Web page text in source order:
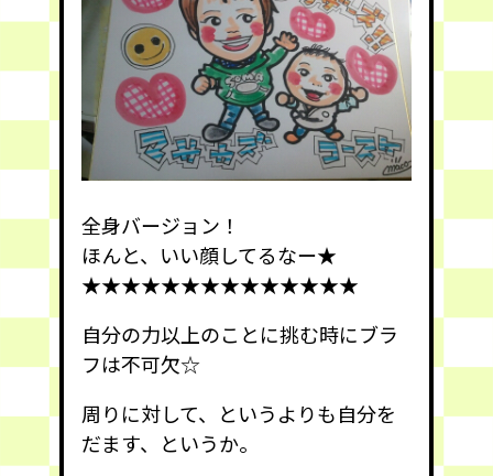
全身バージョン！
ほんと、いい顔してるなー★
★★★★★★★★★★★★★★
自分の力以上のことに挑む時にブラ
フは不可欠☆
周りに対して、というよりも自分を
だます、というか。